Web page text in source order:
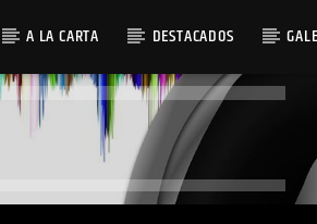
A LA CARTA DESTACADOS